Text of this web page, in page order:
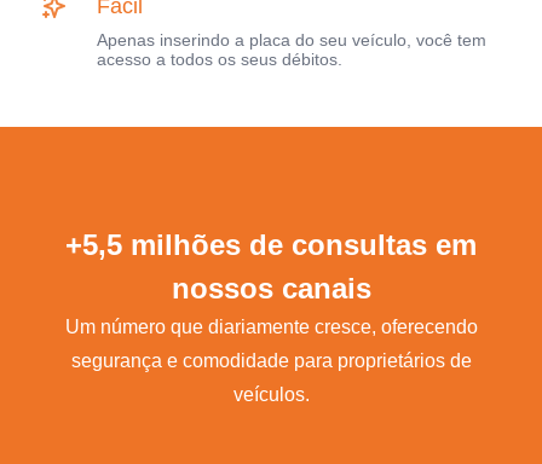
Fácil
Apenas inserindo a placa do seu veículo, você tem
acesso a todos os seus débitos.
+5,5 milhões de consultas em
nossos canais
Um número que diariamente cresce, oferecendo
segurança e comodidade para proprietários de
veículos.